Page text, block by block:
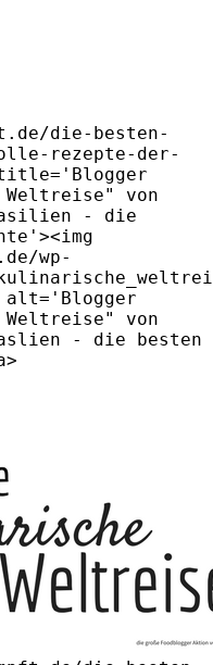
die-besten-
rezepte-der-
von
- die
wp-
von
- die besten